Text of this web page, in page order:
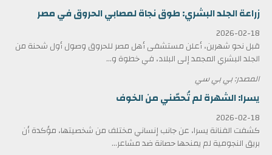
زراعة الجلد البشري: طوق نجاة لمصابي الحروق في مصر
2026-02-18
قبل نحو شهرين، أعلن مستشفى أهل مصر للحروق وصول أول شحنة من
الجلد البشري المجمد إلى البلاد، في خطوة و...
المصدر: بي بي سي
يسرا: الشهرة لم تُحصّني من الخوف
2026-02-18
كشفت الفنانة يسرا، عن جانب إنساني مختلف من شخصيتها، مؤكدة أن
بريق النجومية لم يمنحها حصانة ضد مشاعر...